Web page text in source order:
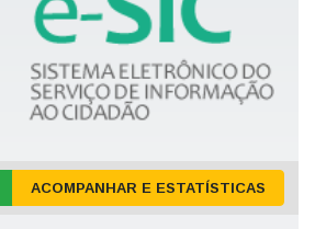
ACOMPANHAR E ESTATÍSTICAS